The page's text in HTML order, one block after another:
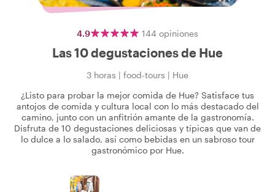
4.9 144 opiniones
Las 10 degustaciones de Hue
3 horas | food-tours | Hue
¿Listo para probar la mejor comida de Hue? Satisface tus
antojos de comida y cultura local con lo más destacado del
camino, junto con un anfitrión amante de la gastronomía.
Disfruta de 10 degustaciones deliciosas y típicas que van de
lo dulce a lo salado, así como bebidas en un sabroso tour
gastronómico por Hue.